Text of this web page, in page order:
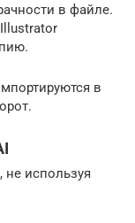
в файле.
в
не используя